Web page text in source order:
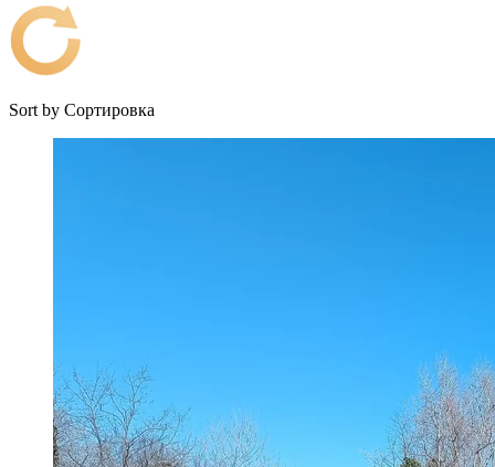
Sort by Сортировка